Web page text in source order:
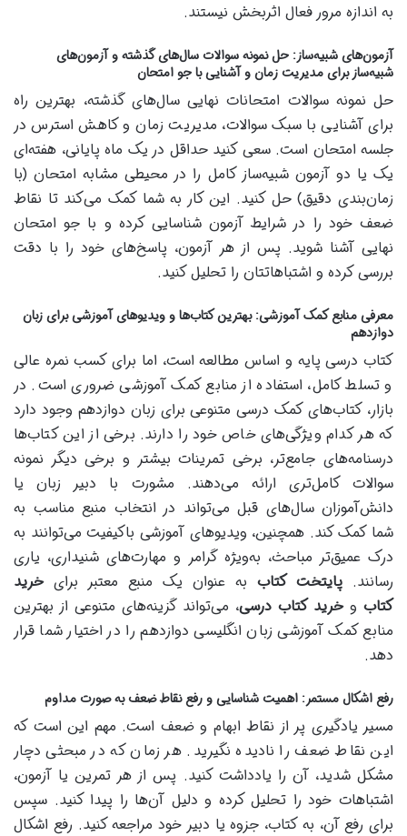
به اندازه مرور فعال اثربخش نیستند.
آزمون‌های شبیه‌ساز: حل نمونه سوالات سال‌های گذشته و آزمون‌های
شبیه‌ساز برای مدیریت زمان و آشنایی با جو امتحان
حل نمونه سوالات امتحانات نهایی سال‌های گذشته، بهترین راه
برای آشنایی با سبک سوالات، مدیریت زمان و کاهش استرس در
جلسه امتحان است. سعی کنید حداقل در یک ماه پایانی، هفته‌ای
یک یا دو آزمون شبیه‌ساز کامل را در محیطی مشابه امتحان (با
زمان‌بندی دقیق) حل کنید. این کار به شما کمک می‌کند تا نقاط
ضعف خود را در شرایط آزمون شناسایی کرده و با جو امتحان
نهایی آشنا شوید. پس از هر آزمون، پاسخ‌های خود را با دقت
بررسی کرده و اشتباهاتتان را تحلیل کنید.
معرفی منابع کمک آموزشی: بهترین کتاب‌ها و ویدیوهای آموزشی برای زبان
دوازدهم
کتاب درسی پایه و اساس مطالعه است، اما برای کسب نمره عالی
و تسلط کامل، استفاده از منابع کمک آموزشی ضروری است. در
بازار، کتاب‌های کمک درسی متنوعی برای زبان دوازدهم وجود دارد
که هر کدام ویژگی‌های خاص خود را دارند. برخی از این کتاب‌ها
درسنامه‌های جامع‌تر، برخی تمرینات بیشتر و برخی دیگر نمونه
سوالات کامل‌تری ارائه می‌دهند. مشورت با دبیر زبان یا
دانش‌آموزان سال‌های قبل می‌تواند در انتخاب منبع مناسب به
شما کمک کند. همچنین، ویدیوهای آموزشی باکیفیت می‌توانند به
درک عمیق‌تر مباحث، به‌ویژه گرامر و مهارت‌های شنیداری، یاری
رسانند. پایتخت کتاب به عنوان یک منبع معتبر برای خرید
کتاب و خرید کتاب درسی، می‌تواند گزینه‌های متنوعی از بهترین
منابع کمک آموزشی زبان انگلیسی دوازدهم را در اختیار شما قرار
دهد.
رفع اشکال مستمر: اهمیت شناسایی و رفع نقاط ضعف به صورت مداوم
مسیر یادگیری پر از نقاط ابهام و ضعف است. مهم این است که
این نقاط ضعف را نادیده نگیرید. هر زمان که در مبحثی دچار
مشکل شدید، آن را یادداشت کنید. پس از هر تمرین یا آزمون،
اشتباهات خود را تحلیل کرده و دلیل آن‌ها را پیدا کنید. سپس
برای رفع آن، به کتاب، جزوه یا دبیر خود مراجعه کنید. رفع اشکال